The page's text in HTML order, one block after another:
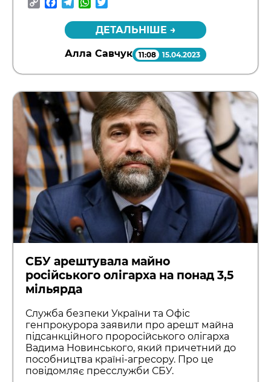
ДЕТАЛЬНІШЕ →
Алла Савчук 11:08 15.04.2023
СБУ арештувала майно
російського олігарха на понад 3,5
мільярда
Служба безпеки України та Офіс
генпрокурора заявили про арешт майна
підсанкційного проросійського олігарха
Вадима Новинського, який причетний до
пособництва країні-агресору. Про це
повідомляє пресслужби СБУ.